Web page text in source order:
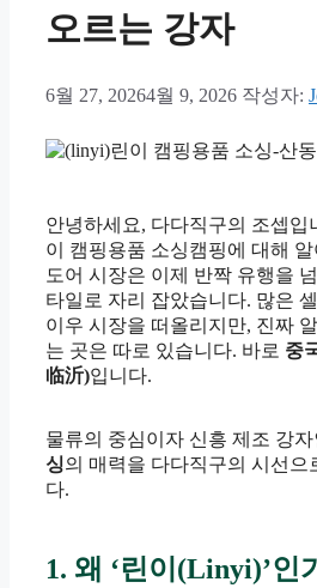
오르는 강자
6월 27, 20264월 9, 2026 작성자:
안녕하세요, 다다직구의 조셉입
이 캠핑용품 소싱캠핑에 대해
도어 시장은 이제 반짝 유행을
타일로 자리 잡았습니다. 많은
이우 시장을 떠올리지만, 진짜
는 곳은 따로 있습니다. 바로 중
临沂)입니다.
물류의 중심이자 신흥 제조 강자
싱의 매력을 다다직구의 시선으
다.
1. 왜 ‘린이(Linyi)’인